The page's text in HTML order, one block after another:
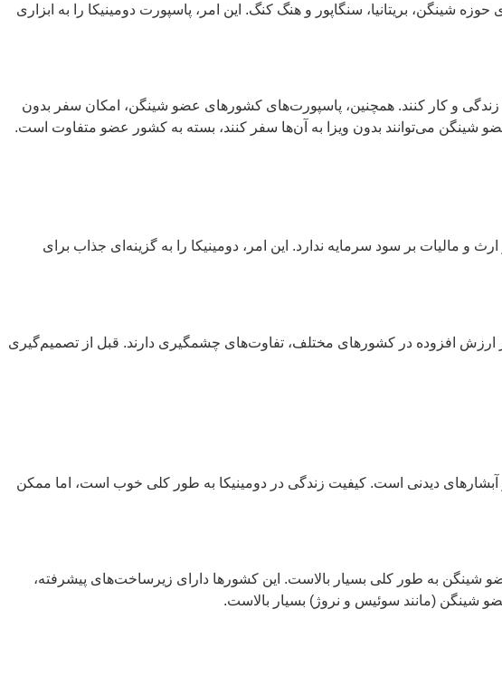
از جمله کشورهای حوزه شینگن، بریتانیا، سنگاپور و هنگ کنگ. این امر، پاسپورت دومینیکا را به ابزاری
و کار کنند. همچنین، پاسپورت‌های کشورهای عضو شینگن، امکان سفر بدون
شینگن می‌توانند بدون ویزا به آن‌ها سفر کنند، بسته به کشور عضو متفاوت است.
و مالیات بر سود سرمایه ندارد. این امر، دومینیکا را به گزینه‌ای جذاب برای
ارزش افزوده در کشورهای مختلف، تفاوت‌های چشمگیری دارند. قبل از تصمیم‌گیری
آبشارهای دیدنی است. کیفیت زندگی در دومینیکا به طور کلی خوب است، اما ممکن
عضو شینگن به طور کلی بسیار بالاست. این کشورها دارای زیرساخت‌های پیشرفته،
شینگن (مانند سوئیس و نروژ) بسیار بالاست.